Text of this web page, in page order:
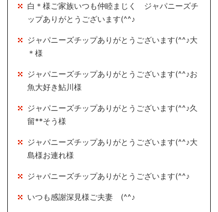
白＊様ご家族いつも仲睦まじく ジャパニーズチ
ップありがとうございます(^^♪
ジャパニーズチップありがとうございます(^^♪大
＊様
ジャパニーズチップありがとうございます(^^♪お
魚大好き鮎川様
ジャパニーズチップありがとうございます(^^♪久
留**そう様
ジャパニーズチップありがとうございます(^^♪大
島様お連れ様
ジャパニーズチップありがとうございます(^^♪
いつも感謝深見様ご夫妻 (^^♪